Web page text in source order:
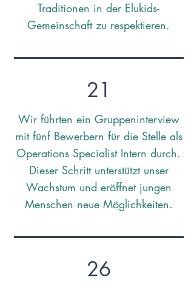
Traditionen in der Elukids-
Gemeinschaft zu respektieren.
21
Wir führten ein Gruppeninterview
mit fünf Bewerbern für die Stelle als
Operations Specialist Intern durch.
Dieser Schritt unterstützt unser
Wachstum und eröffnet jungen
Menschen neue Möglichkeiten.
26